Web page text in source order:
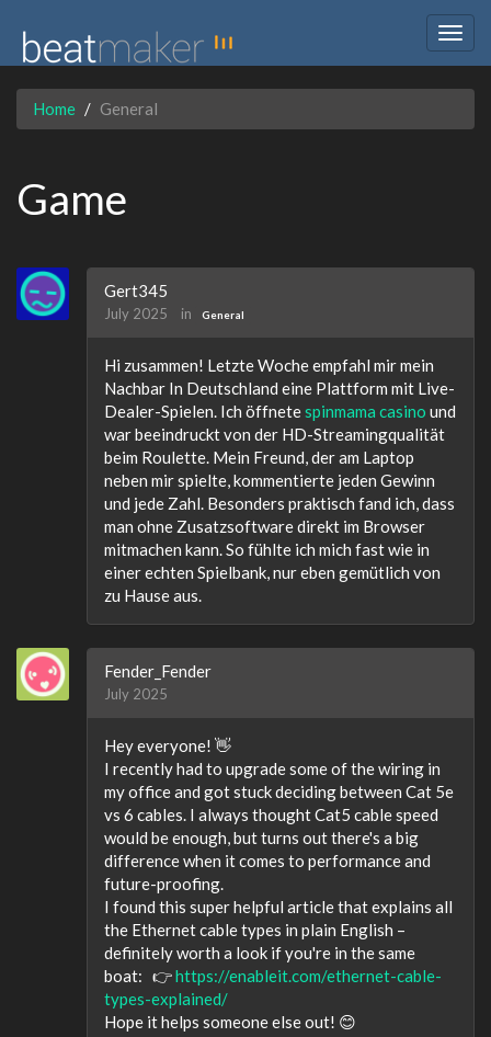
Home General
Game
Gert345
July 2025 in General
Hi zusammen! Letzte Woche empfahl mir mein
Nachbar In Deutschland eine Plattform mit Live-
Dealer-Spielen. Ich öffnetespinmama casino und
war beeindruckt von der HD-Streamingqualität
beim Roulette. Mein Freund, der am Laptop
neben mir spielte, kommentierte jeden Gewinn
und jede Zahl. Besonders praktisch fand ich, dass
man ohne Zusatzsoftware direkt im Browser
mitmachen kann. So fühlte ich mich fast wie in
einer echten Spielbank, nur eben gemütlich von
zu Hause aus.
Fender_Fender
July 2025
Hey everyone! 👋
I recently had to upgrade some of the wiring in
my office and got stuck deciding between Cat 5e
vs 6 cables. I always thought Cat5 cable speed
would be enough, but turns out there's a big
difference when it comes to performance and
future-proofing.
I found this super helpful article that explains all
the Ethernet cable types in plain English –
definitely worth a look if you're in the same
boat: 👉https://enableit.com/ethernet-cable-
types-explained/
Hope it helps someone else out! 😊